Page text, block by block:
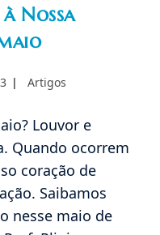
Nossa
Categoria
Artigos
Louvor e
Quando ocorrem
coração de
Saibamos
nesse maio de